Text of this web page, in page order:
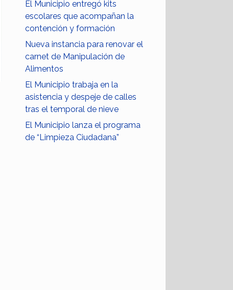
El Municipio entregó kits
escolares que acompañan la
contención y formación
Nueva instancia para renovar el
carnet de Manipulación de
Alimentos
El Municipio trabaja en la
asistencia y despeje de calles
tras el temporal de nieve
El Municipio lanza el programa
de “Limpieza Ciudadana”